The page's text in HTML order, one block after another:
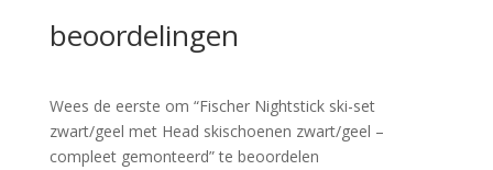
beoordelingen
Wees de eerste om “Fischer Nightstick ski-set
zwart/geel met Head skischoenen zwart/geel –
compleet gemonteerd” te beoordelen